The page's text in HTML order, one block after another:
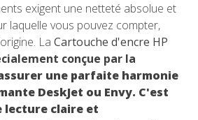
exigent une netteté absolue et
laquelle vous pouvez compter,
La Cartouche d'encre HP
conçue par la
une parfaite harmonie
DeskJet ou Envy. C'est
lecture claire et